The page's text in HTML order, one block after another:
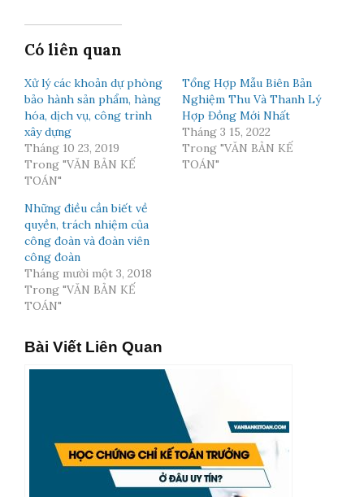
Có liên quan
Xử lý các khoản dự phòng
bảo hành sản phẩm, hàng
hóa, dịch vụ, công trình
xây dựng
Tháng 10 23, 2019
Trong "VĂN BẢN KẾ
TOÁN"
Tổng Hợp Mẫu Biên Bản
Nghiệm Thu Và Thanh Lý
Hợp Đồng Mới Nhất
Tháng 3 15, 2022
Trong "VĂN BẢN KẾ
TOÁN"
Những điều cần biết về
quyền, trách nhiệm của
công đoàn và đoàn viên
công đoàn
Tháng mười một 3, 2018
Trong "VĂN BẢN KẾ
TOÁN"
Bài Viết Liên Quan